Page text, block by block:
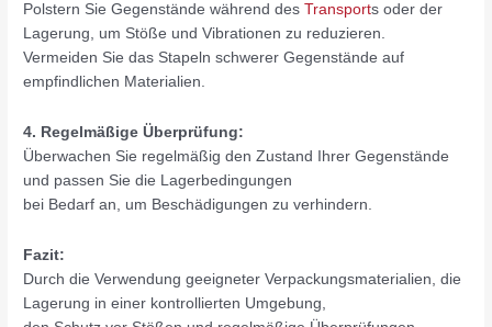
Polstern Sie Gegenstände während desTransports oder der
Lagerung, um Stöße und Vibrationen zu reduzieren.
Vermeiden Sie das Stapeln schwerer Gegenstände auf
empfindlichen Materialien.
4. Regelmäßige Überprüfung:
Überwachen Sie regelmäßig den Zustand Ihrer Gegenstände
und passen Sie die Lagerbedingungen
bei Bedarf an, um Beschädigungen zu verhindern.
Fazit:
Durch die Verwendung geeigneter Verpackungsmaterialien, die
Lagerung in einer kontrollierten Umgebung,